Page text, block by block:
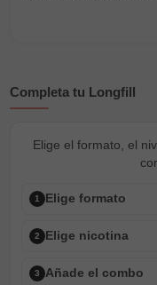
Completa tu Longfill
Elige el formato, el
1 Elige formato
2 Elige nicotina
3 Añade el combo